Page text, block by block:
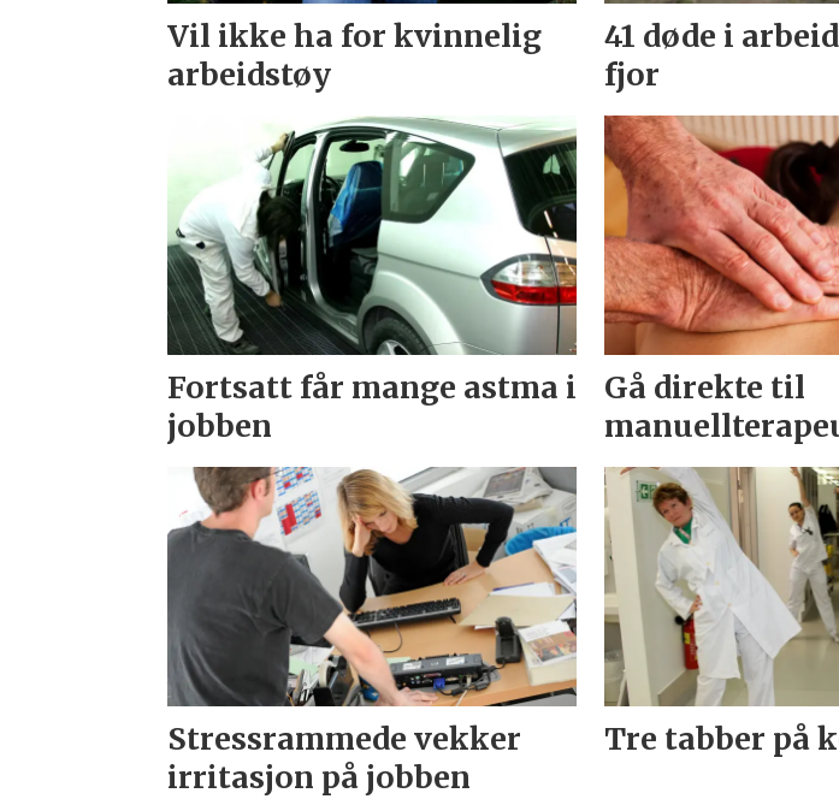
Vil ikke ha for kvinnelig
arbeidstøy
41 døde i
fjor
Fortsatt får mange astma i
jobben
Gå direkte til
Stressrammede vekker
irritasjon på jobben
Tre tabber på